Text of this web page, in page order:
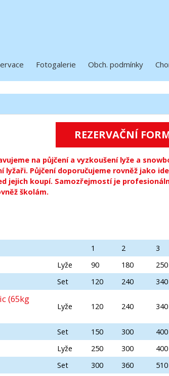
Fotogalerie Obch. podmínky
REZERVAČNÍ
na půjčení a vyzkoušení lyže a
lyžaři. Půjčení doporučujeme rovněž jako
jejich koupí. Samozřejmostí je
školám.
1 2 3
Lyže 90 180 250
Set
120 240 340
(65kg
Lyže 120 240 340
Set 150 300 400
Lyže 250 300 400
Set
300 360 510